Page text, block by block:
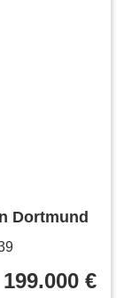
Dortmund
199.000 €